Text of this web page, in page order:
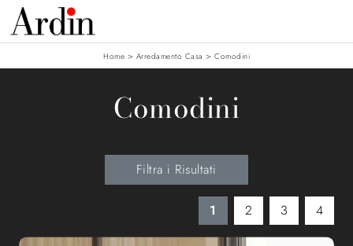
Home > Arredamento Casa > Comodini
Comodini
Filtra i Risultati
1 2 3 4